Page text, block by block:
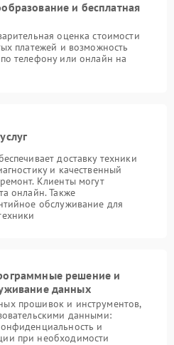
и бесплатная
оценка стоимости
платежей и возможность
телефону или онлайн на
доставку техники
и качественный
Клиенты могут
онлайн. Также
обслуживание для
решение и
данных
прошивок и инструментов,
данными:
и
при необходимости